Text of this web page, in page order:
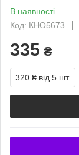
В наявності
Код: КНО5673
335 ₴
320 ₴ від 5 шт.